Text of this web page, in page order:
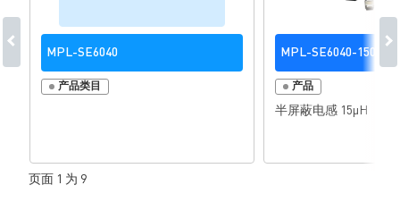
MPL-SE6040
产品类目
MPL-SE6040-150
产品
半屏蔽电感 15µH
页面 1 为 9